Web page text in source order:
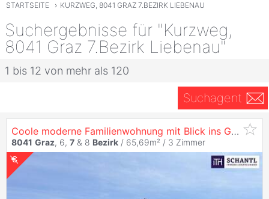
STARTSEITE › KURZWEG, 8041 GRAZ 7.BEZIRK LIEBENAU
Suchergebnisse für "Kurzweg,
8041 Graz 7.Bezirk Liebenau"
1 bis 12 von mehr als 120
Suchagent
Coole moderne Familienwohnung mit Blick ins Grüne in einer ruhigen Sackstraße gelegen -
8041 Graz, 6, 7 & 8 Bezirk / 65,69m² / 3 Zimmer